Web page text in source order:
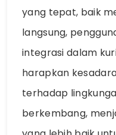
yang tepat, baik
langsung,
integrasi dalam
harapkan
terhadap
berkembang,